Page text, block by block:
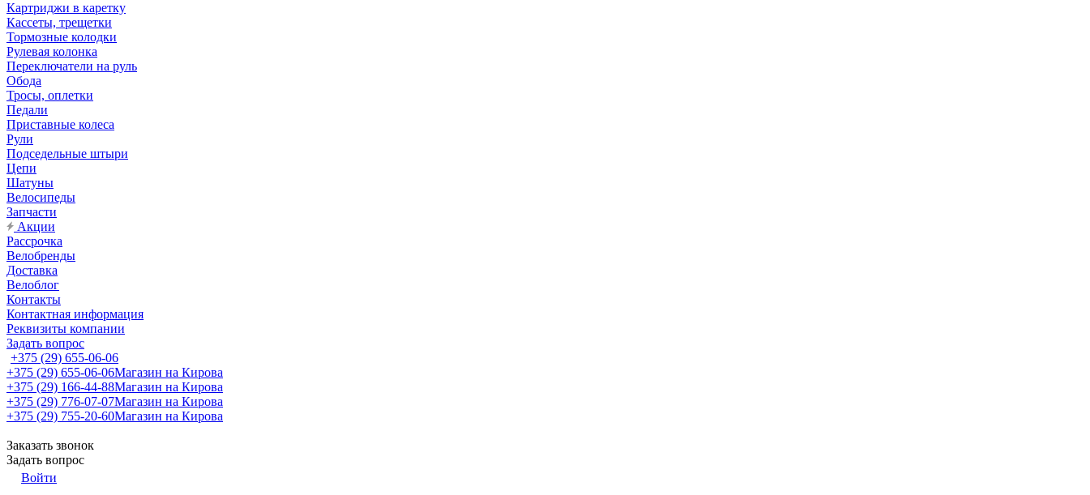
Картриджи в каретку
Кассеты, трещетки
Тормозные колодки
Рулевая колонка
Переключатели на руль
Обода
Тросы, оплетки
Педали
Приставные колеса
Рули
Подседельные штыри
Цепи
Шатуны
Велосипеды
Запчасти
Акции
Рассрочка
Велобренды
Доставка
Велоблог
Контакты
Контактная информация
Реквизиты компании
Задать вопрос
+375 (29) 655-06-06
+375 (29) 655-06-06Магазин на Кирова
+375 (29) 166-44-88Магазин на Кирова
+375 (29) 776-07-07Магазин на Кирова
+375 (29) 755-20-60Магазин на Кирова
Заказать звонок
Задать вопрос
Войти